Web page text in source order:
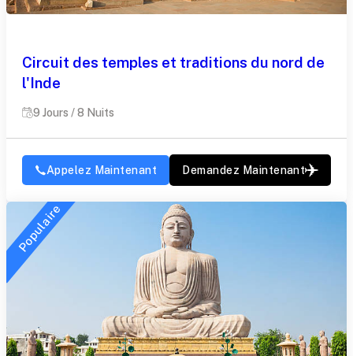
Circuit des temples et traditions du nord de
l'Inde
9 Jours / 8 Nuits
Appelez Maintenant Demandez Maintenant
Populaire